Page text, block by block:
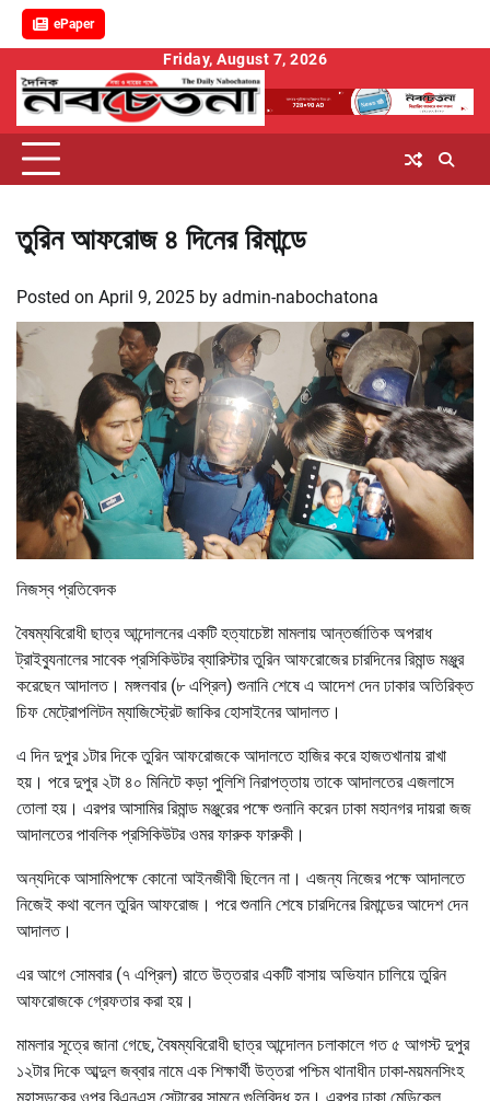
ePaper
content
Friday, August 7, 2026
তুরিন আফরোজ ৪ দিনের রিমান্ডে
Posted on April 9, 2025 by admin-nabochatona
নিজস্ব প্রতিবেদক
বৈষম্যবিরোধী ছাত্র আন্দোলনের একটি হত্যাচেষ্টা মামলায় আন্তর্জাতিক অপরাধ
ট্রাইব্যুনালের সাবেক প্রসিকিউটর ব্যারিস্টার তুরিন আফরোজের চারদিনের রিমান্ড মঞ্জুর
করেছেন আদালত। মঙ্গলবার (৮ এপ্রিল) শুনানি শেষে এ আদেশ দেন ঢাকার অতিরিক্ত
চিফ মেট্রোপলিটন ম্যাজিস্ট্রেট জাকির হোসাইনের আদালত।
এ দিন দুপুর ১টার দিকে তুরিন আফরোজকে আদালতে হাজির করে হাজতখানায় রাখা
হয়। পরে দুপুর ২টা ৪০ মিনিটে কড়া পুলিশি নিরাপত্তায় তাকে আদালতের এজলাসে
তোলা হয়। এরপর আসামির রিমান্ড মঞ্জুরের পক্ষে শুনানি করেন ঢাকা মহানগর দায়রা জজ
আদালতের পাবলিক প্রসিকিউটর ওমর ফারুক ফারুকী।
অন্যদিকে আসামিপক্ষে কোনো আইনজীবী ছিলেন না। এজন্য নিজের পক্ষে আদালতে
নিজেই কথা বলেন তুরিন আফরোজ। পরে শুনানি শেষে চারদিনের রিমান্ডের আদেশ দেন
আদালত।
এর আগে সোমবার (৭ এপ্রিল) রাতে উত্তরার একটি বাসায় অভিযান চালিয়ে তুরিন
আফরোজকে গ্রেফতার করা হয়।
মামলার সূত্রে জানা গেছে, বৈষম্যবিরোধী ছাত্র আন্দোলন চলাকালে গত ৫ আগস্ট দুপুর
১২টার দিকে আব্দুল জব্বার নামে এক শিক্ষার্থী উত্তরা পশ্চিম থানাধীন ঢাকা-ময়মনসিংহ